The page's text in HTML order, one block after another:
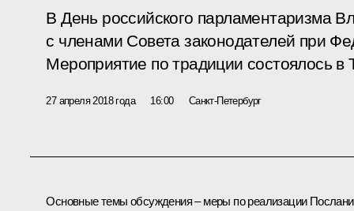
В День российского парламентаризма
с членами Совета законодателей при
Мероприятие по традиции состоялось в
27 апреля 2018 года 16:00 Санкт-Петербург
Основные темы обсуждения – меры по реализации